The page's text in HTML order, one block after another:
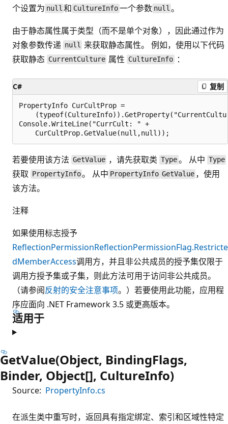
个设置为 null 和 CultureInfo一个参数 null 。
由于静态属性属于类型（而不是单个对象），因此通过作为
对象参数传递 null 来获取静态属性。 例如，使用以下代码
获取静态 CurrentCulture 属性 CultureInfo ：
C# 复制
PropertyInfo CurCultProp =
Console.WriteLine("CurrCult: " +
若要使用该方法 GetValue ，请先获取类Type。 从中 Type
获取 PropertyInfo。 从中 PropertyInfo GetValue ，使用
该方法。
注释
如果使用标志授予
ReflectionPermissionReflectionPermissionFlag.Restricte
dMemberAccess调用方，并且非公共成员的授予集仅限于
调用方授予集或子集，则此方法可用于访问非公共成员。
（请参阅反射的安全注意事项。）若要使用此功能，应用程
序应面向 .NET Framework 3.5 或更高版本。
适用于
GetValue(Object, BindingFlags,
Binder, Object[], CultureInfo)
Source: PropertyInfo.cs
在派生类中重写时，返回具有指定绑定、索引和区域性特定